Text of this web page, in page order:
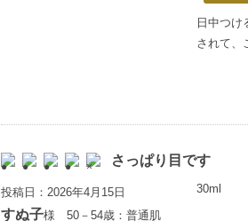
日中つけ
されて、
さっぱり目です
投稿日：2026年4月15日
すぬ子様 50－54歳：普通肌
30ml